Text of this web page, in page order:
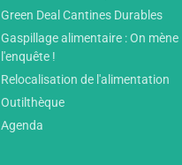
Green Deal Cantines Durables
Gaspillage alimentaire : On mène
l'enquête !
Relocalisation de l'alimentation
Outilthèque
Agenda